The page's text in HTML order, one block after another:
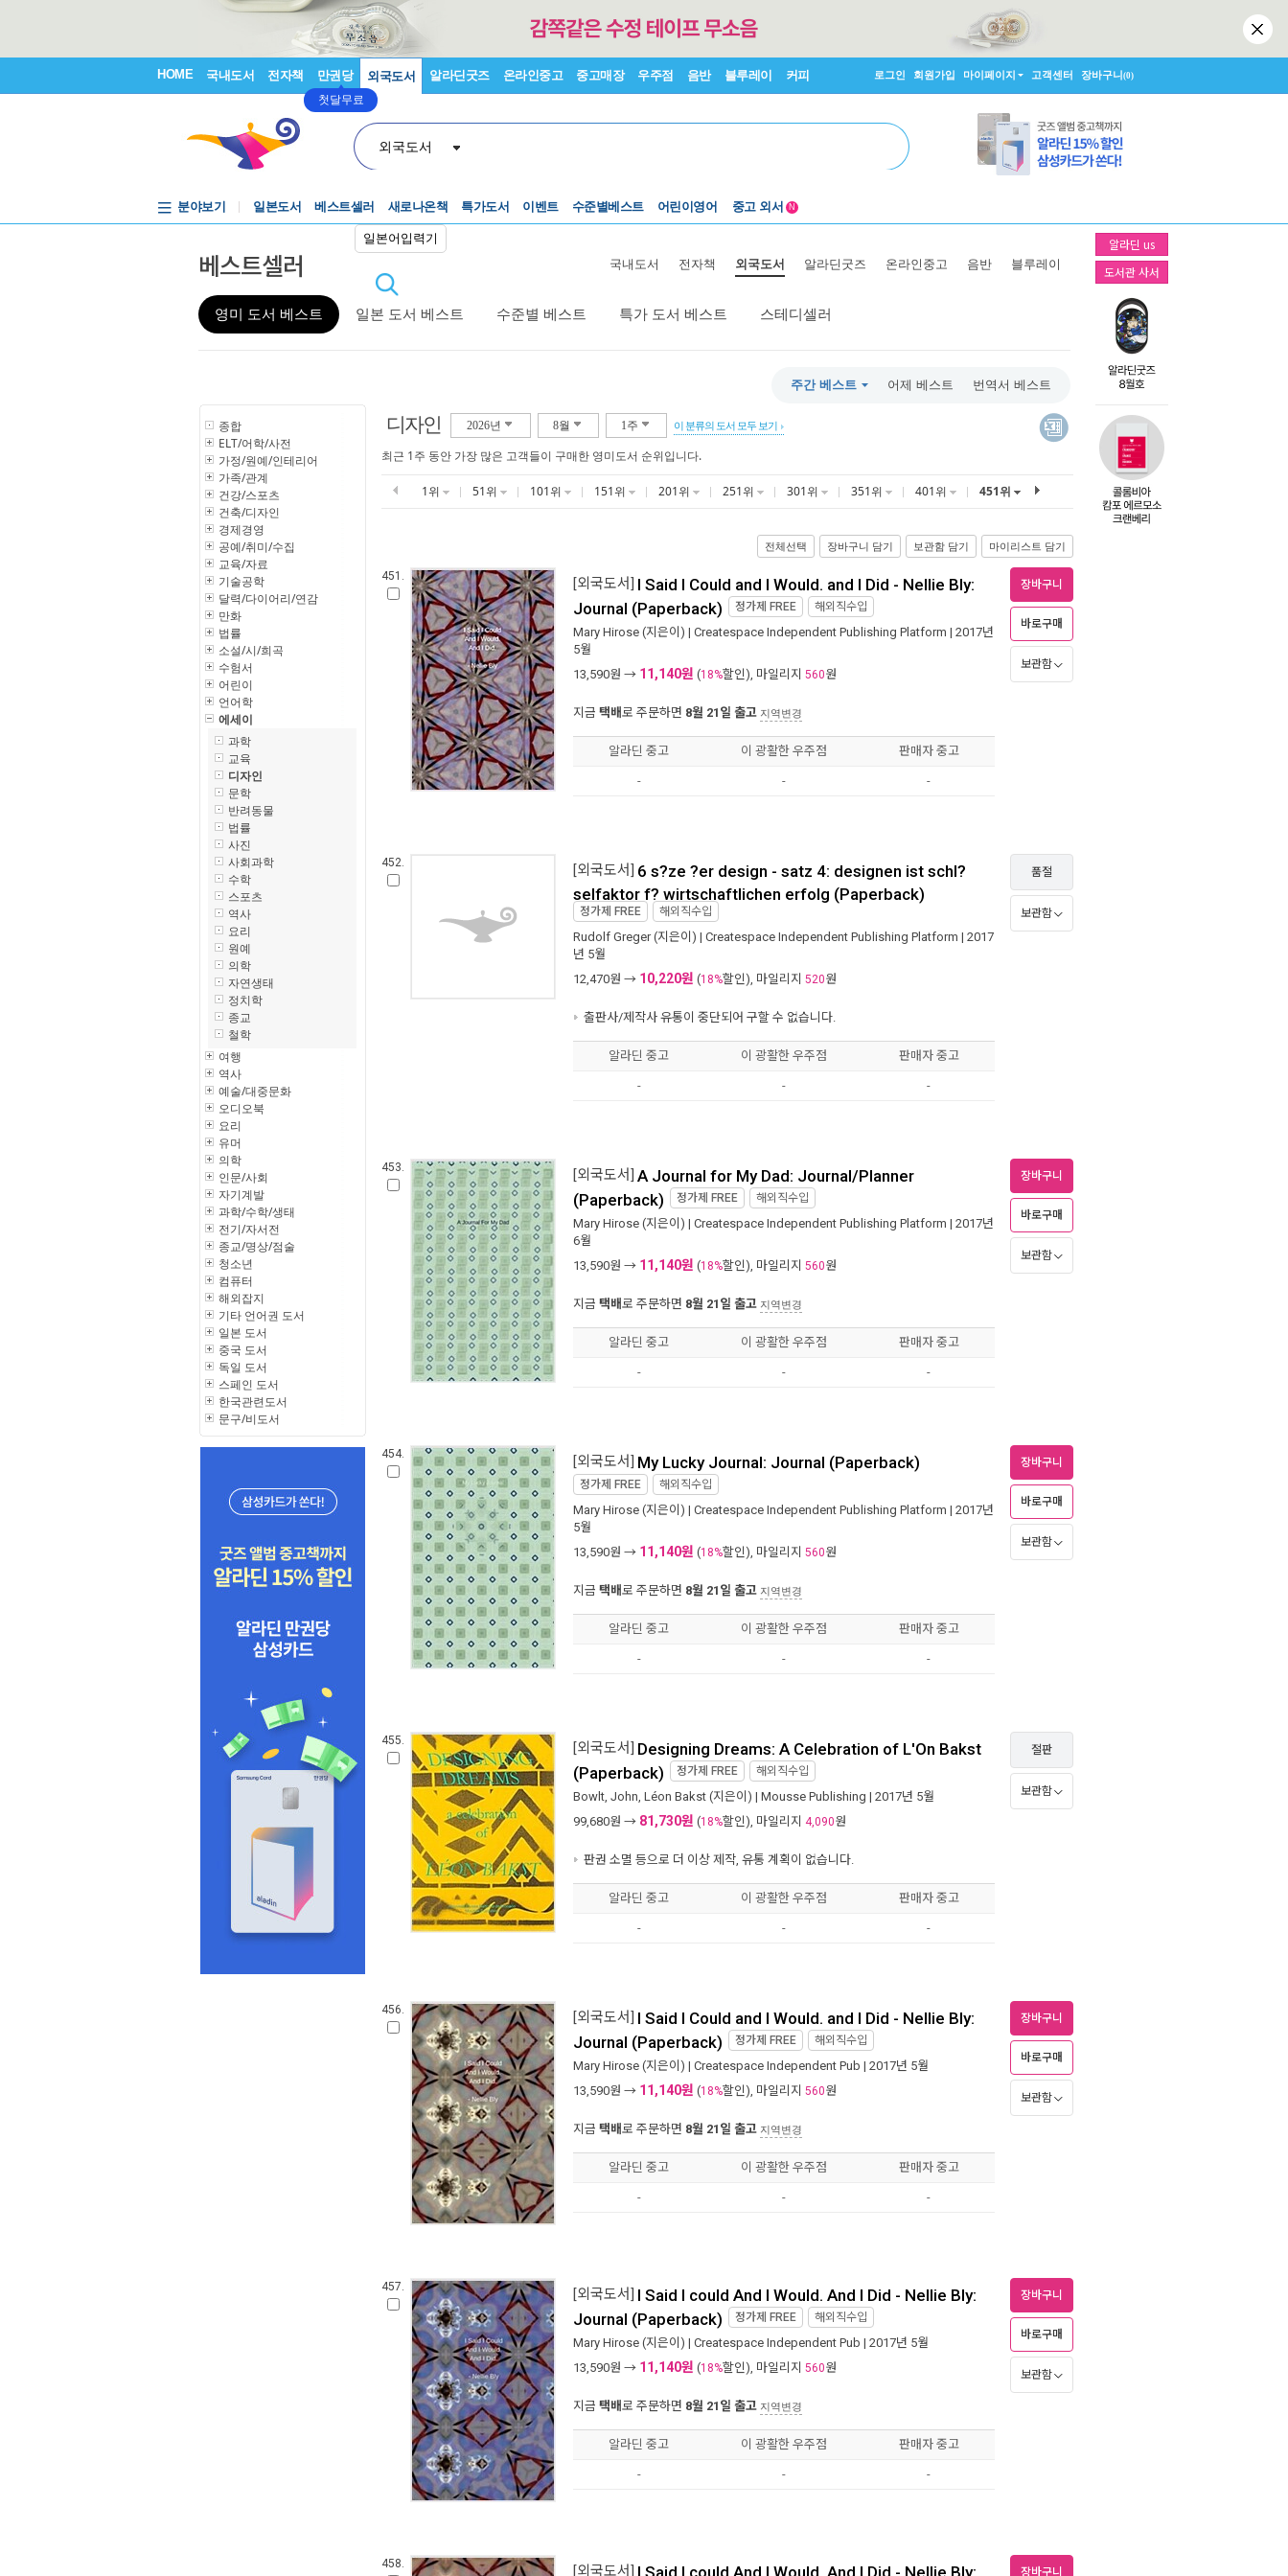
HOME 국내도서 전자책 만권당
첫달무료
외국도서 알라딘굿즈 온라인중고 중고매장 우주점 음반 블루레이 커피 로그인 회원가입 마이페이지 고객센터 장바구니(0)
외국도서
일본어입력기
분야보기 일본도서 베스트셀러 새로나온책 특가도서 이벤트
Lexile®
어린이영어
5백원부터
N
알라딘 us
도서관 사서
베스트셀러 국내도서 전자책 외국도서 알라딘굿즈 온라인중고 음반 블루레이
영미 도서 베스트 일본 도서 베스트 수준별 베스트 특가 도서 베스트 스테디셀러
주간 베스트 어제 베스트 번역서 베스트
종합
ELT/어학/사전
가정/원예/인테리어
가족/관계
건강/스포츠
건축/디자인
경제경영
공예/취미/수집
교육/자료
기술공학
달력/다이어리/연감
만화
법률
소설/시/희곡
수험서
어린이
언어학
에세이
과학
교육
디자인
문학
반려동물
법률
사진
사회과학
수학
스포츠
역사
요리
원예
의학
자연생태
정치학
종교
철학
여행
역사
예술/대중문화
오디오북
요리
유머
의학
인문/사회
자기계발
과학/수학/생태
전기/자서전
종교/명상/점술
청소년
컴퓨터
해외잡지
기타 언어권 도서
일본 도서
중국 도서
독일 도서
스페인 도서
한국관련도서
문구/비도서
디자인 2026년 8월 1주 이 분류의 도서 모두 보기
최근 1주 동안 가장 많은 고객들이 구매한 영미도서 순위입니다.
1위 51위 101위 151위 201위 251위 301위 351위 401위 451위
전체선택 장바구니 담기 보관함 담기 마이리스트 담기
451. [외국도서] I Said I Could and I Would. and I Did - Nellie Bly:
Journal (Paperback) 정가제 FREE 해외직수입
Mary Hirose (지은이) | Createspace Independent Publishing Platform | 2017년
5월
13,590원 → 11,140원 (18%할인), 마일리지 560원
지금 택배로 주문하면 8월 21일 출고 지역변경
장바구니
바로구매
보관함
알라딘 중고 이 광활한 우주점 판매자 중고
- - -
452. [외국도서] 6 s?ze ?er design - satz 4: designen ist schl?
selfaktor f? wirtschaftlichen erfolg (Paperback)
정가제 FREE 해외직수입
Rudolf Greger(지은이) | Createspace Independent Publishing Platform | 2017
년 5월
12,470원 → 10,220원 (18%할인), 마일리지 520원
출판사/제작사 유통이 중단되어 구할 수 없습니다.
품절
보관함
알라딘 중고 이 광활한 우주점 판매자 중고
- - -
453. [외국도서] A Journal for My Dad: Journal/Planner
(Paperback) 정가제 FREE 해외직수입
Mary Hirose (지은이) | Createspace Independent Publishing Platform | 2017년
6월
13,590원 → 11,140원 (18%할인), 마일리지 560원
지금 택배로 주문하면 8월 21일 출고 지역변경
장바구니
바로구매
보관함
알라딘 중고 이 광활한 우주점 판매자 중고
- - -
454. [외국도서] My Lucky Journal: Journal (Paperback)
정가제 FREE 해외직수입
Mary Hirose (지은이) | Createspace Independent Publishing Platform | 2017년
5월
13,590원 → 11,140원 (18%할인), 마일리지 560원
지금 택배로 주문하면 8월 21일 출고 지역변경
장바구니
바로구매
보관함
알라딘 중고 이 광활한 우주점 판매자 중고
- - -
455. [외국도서] Designing Dreams: A Celebration of L'On Bakst
(Paperback) 정가제 FREE 해외직수입
Bowlt, John, Léon Bakst (지은이) | Mousse Publishing | 2017년 5월
99,680원 → 81,730원 (18%할인), 마일리지 4,090원
판권 소멸 등으로 더 이상 제작, 유통 계획이 없습니다.
절판
보관함
알라딘 중고 이 광활한 우주점 판매자 중고
- - -
456. [외국도서] I Said I Could and I Would. and I Did - Nellie Bly:
Journal (Paperback) 정가제 FREE 해외직수입
Mary Hirose (지은이) | Createspace Independent Pub | 2017년 5월
13,590원 → 11,140원 (18%할인), 마일리지 560원
지금 택배로 주문하면 8월 21일 출고 지역변경
장바구니
바로구매
보관함
알라딘 중고 이 광활한 우주점 판매자 중고
- - -
457. [외국도서] I Said I could And I Would. And I Did - Nellie Bly:
Journal (Paperback) 정가제 FREE 해외직수입
Mary Hirose (지은이) | Createspace Independent Pub | 2017년 5월
13,590원 → 11,140원 (18%할인), 마일리지 560원
지금 택배로 주문하면 8월 21일 출고 지역변경
장바구니
바로구매
보관함
알라딘 중고 이 광활한 우주점 판매자 중고
- - -
458. [외국도서] 장바구니